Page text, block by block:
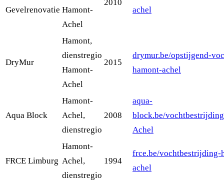
Gevelrenovatie Hamont-
Achel
2010
achel
DryMur
Hamont,
dienstregio
Hamont-
Achel
2015
drymur.be/opstijgend-
hamont-achel
Aqua Block
Hamont-
Achel,
dienstregio
2008
aqua-
block.be/
Achel
FRCE Limburg
Hamont-
Achel,
dienstregio
1994
frce.be/vochtbestrijding-
achel